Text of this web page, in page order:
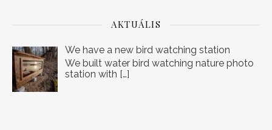
AKTUÁLIS
We have a new bird watching station
We built water bird watching nature photo
station with […]